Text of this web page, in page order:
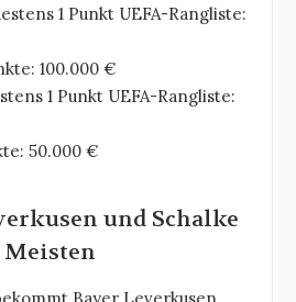
1 Punkt UEFA-Rangliste:
100.000 €
1 Punkt UEFA-Rangliste:
50.000 €
und Schalke